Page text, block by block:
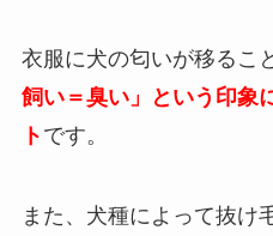
衣服に犬の匂いが移るこ
飼い＝臭い」という印象
ト です。
また、犬種によって抜け